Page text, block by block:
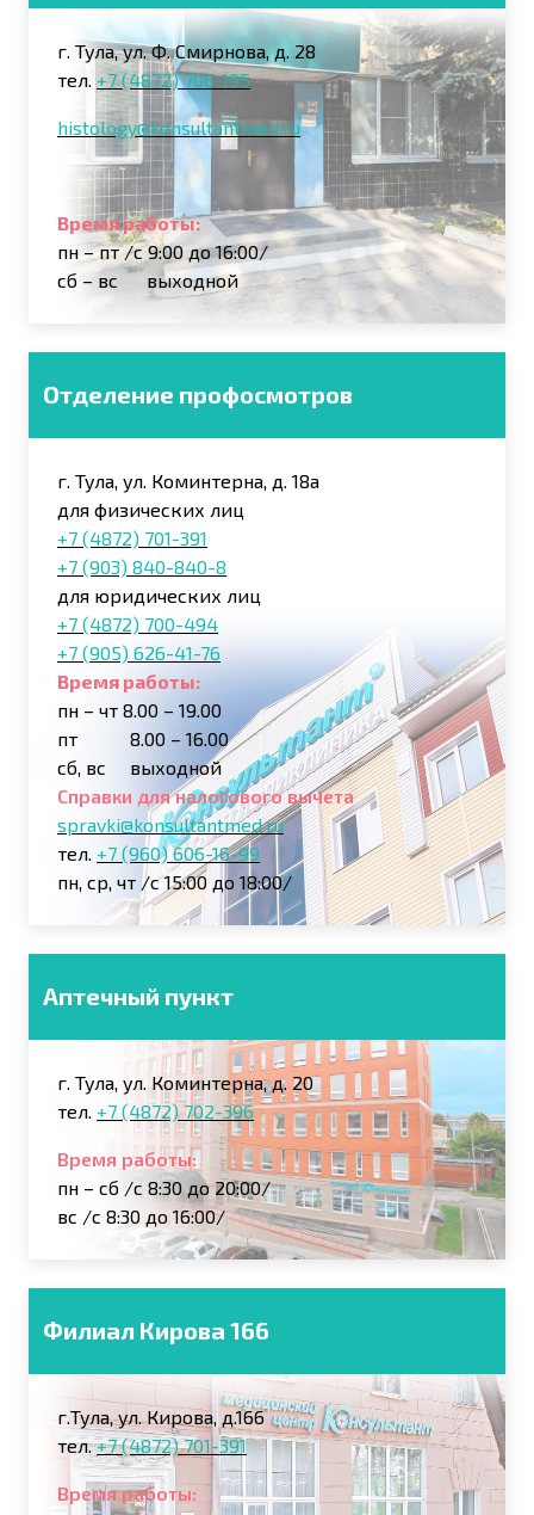
г. Тула, ул. Ф. Смирнова, д. 28
тел. +7 (4872) 706-195
histology@konsultantmed.ru
Время работы:
пн – пт /с 9:00 до 16:00/
сб – вс выходной
Отделение профосмотров
г. Тула, ул. Коминтерна, д. 18а
для физических лиц
+7 (4872) 701-391
+7 (903) 840-840-8
для юридических лиц
+7 (4872) 700-494
+7 (905) 626-41-76
Время работы:
пн – чт 8.00 – 19.00
пт 8.00 – 16.00
сб, вс выходной
Справки для налогового вычета
spravki@konsultantmed.ru
тел. +7 (960) 606-16-99
пн, ср, чт /с 15:00 до 18:00/
Аптечный пункт
г. Тула, ул. Коминтерна, д. 20
тел. +7 (4872) 702-396
Время работы:
пн – сб /с 8:30 до 20:00/
вс /с 8:30 до 16:00/
Филиал Кирова 166
г.Тула, ул. Кирова, д.166
тел.+7 (4872) 701-391
Время работы: